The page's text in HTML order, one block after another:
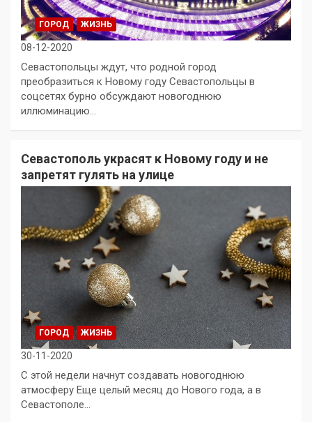
ГОРОД ЖИЗНЬ
08-12-2020
Севастопольцы ждут, что родной город
преобразиться к Новому году Севастопольцы в
соцсетях бурно обсуждают новогоднюю
иллюминацию…
Севастополь украсят к Новому году и не
запретят гулять на улице
ГОРОД ЖИЗНЬ
30-11-2020
С этой недели начнут создавать новогоднюю
атмосферу Еще целый месяц до Нового года, а в
Севастополе…